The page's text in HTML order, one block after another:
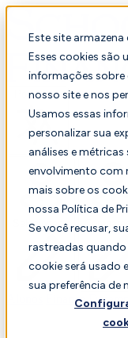
Este site
Esses cookies são
informações
nosso site e nos
Usamos essas
personalizar sua
análises e
envolvimento com
mais sobre os
nossa Política de
Se você recusar,
rastreadas quando
cookie será usado
sua preferência de
Português
Selecionado
Finança